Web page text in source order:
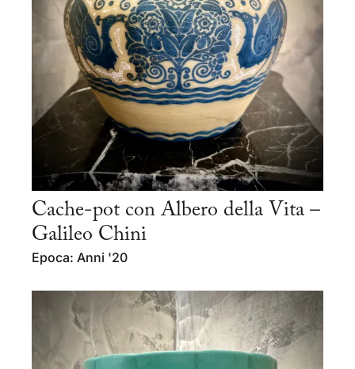
Cache-pot con Albero della Vita –
Galileo Chini
Epoca: Anni '20